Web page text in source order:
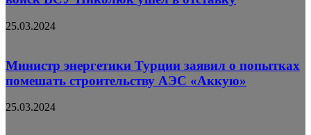
25.03.2024
Министр энергетики Турции заявил о попытках
помешать строительству АЭС «Аккую»
25.03.2024